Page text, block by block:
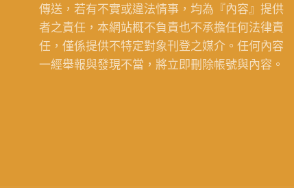
傳送，若有不實或違法情事，均為『內容』提供
者之責任，本網站概不負責也不承擔任何法律責
任，僅係提供不特定對象刊登之媒介。任何內容
一經舉報與發現不當，將立即刪除帳號與內容。